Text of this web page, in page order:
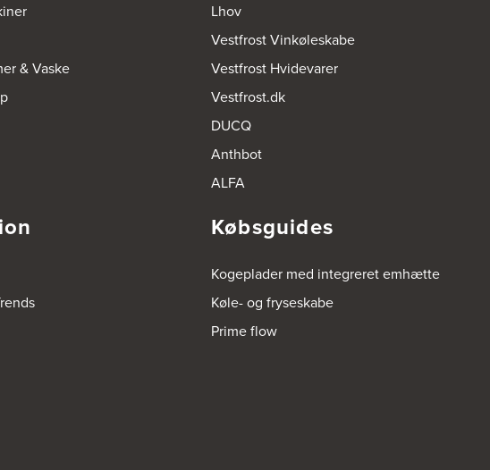
& Vaske
Lhov
Vestfrost Vinkøleskabe
Vestfrost Hvidevarer
Vestfrost.dk
DUCQ
Anthbot
ALFA
Købsguides
Kogeplader med integreret emhætte
Køle- og fryseskabe
Prime flow